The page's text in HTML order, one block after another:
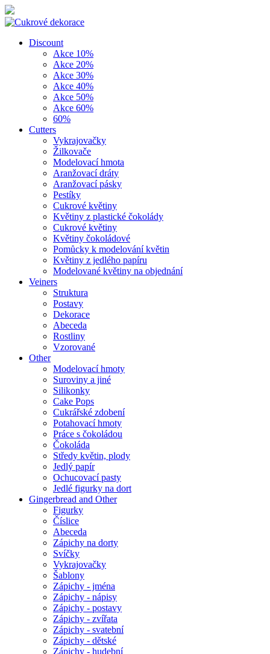
Discount
Akce 10%
Akce 20%
Akce 30%
Akce 40%
Akce 50%
Akce 60%
60%
Cutters
Vykrajovačky
Žilkovače
Modelovací hmota
Aranžovací dráty
Aranžovací pásky
Pestíky
Cukrové květiny
Květiny z plastické čokolády
Cukrové květiny
Květiny čokoládové
Pomůcky k modelování květin
Květiny z jedlého papíru
Modelované květiny na objednání
Veiners
Struktura
Postavy
Dekorace
Abeceda
Rostliny
Vzorované
Other
Modelovací hmoty
Suroviny a jiné
Silikonky
Cake Pops
Cukrářské zdobení
Potahovací hmoty
Práce s čokoládou
Čokoláda
Středy květin, plody
Jedlý papír
Ochucovací pasty
Jedlé figurky na dort
Gingerbread and Other
Figurky
Číslice
Abeceda
Zápichy na dorty
Svíčky
Vykrajovačky
Šablony
Zápichy - jména
Zápichy - nápisy
Zápichy - postavy
Zápichy - zvířata
Zápichy - svatební
Zápichy - dětské
Zápichy - hudební